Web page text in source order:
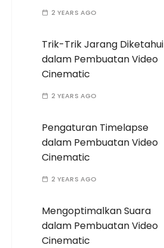
2 YEARS AGO
Trik-Trik Jarang Diketahui
dalam Pembuatan Video
Cinematic
2 YEARS AGO
Pengaturan Timelapse
dalam Pembuatan Video
Cinematic
2 YEARS AGO
Mengoptimalkan Suara
dalam Pembuatan Video
Cinematic